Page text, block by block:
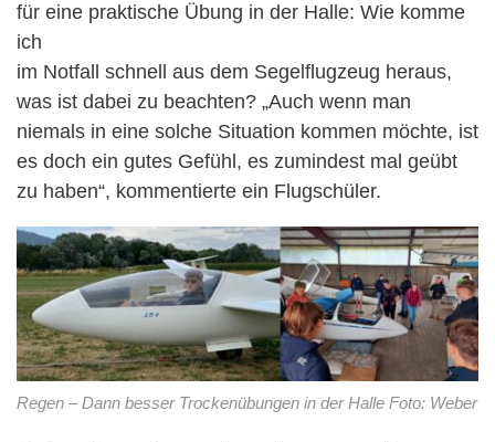
für eine praktische Übung in der Halle: Wie komme
ich
im Notfall schnell aus dem Segelflugzeug heraus,
was ist dabei zu beachten? „Auch wenn man
niemals in eine solche Situation kommen möchte, ist
es doch ein gutes Gefühl, es zumindest mal geübt
zu haben“, kommentierte ein Flugschüler.
Regen – Dann besser Trockenübungen in der Halle Foto: Weber